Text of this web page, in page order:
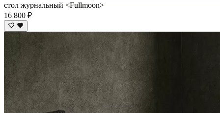
стол журнальный <Fullmoon>
16 800 ₽